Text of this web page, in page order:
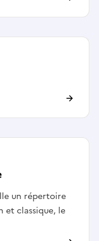
un répertoire
et classique, le